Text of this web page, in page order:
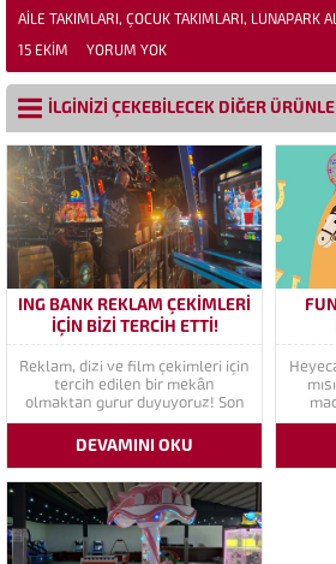
AILE TAKIMLARI, ÇOCUK TAKIMLARI, LUNAPARK
15 EKIM
YORUM YOK
İLGİNİZİ ÇEKEBİLECEK DİĞER
ING BANK REKLAM ÇEKIMLERI
İÇIN BIZI TERCIH ETTI!
Reklam, dizi ve film çekimleri için
tercih edilen bir mekân
olmaktan gurur duyuyoruz! Son
olarak, ING Bank Türkiye’nin
yayınladığı reklam filmi
lunaparkımızda çekildi! Bu özel
projede, rengârenk atmosferimiz
ve eğlence dolu alanlarımız
profesyonel bir prodüksiyonla
buluştu. Aşağıdaki bağlantıdan
izleyebileceğiniz bu...
DEVAMINI OKU